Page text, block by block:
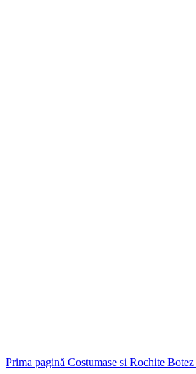
Prima pagină Costumase si Rochite Botez